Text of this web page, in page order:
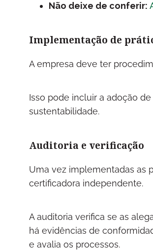
Não deixe de conferir:
Implementação de
A empresa deve ter
Isso pode incluir a adoção
sustentabilidade.
Auditoria e verificação
Uma vez implementadas as
certificadora independente.
A auditoria verifica se as
há evidências de
e avalia os processos.